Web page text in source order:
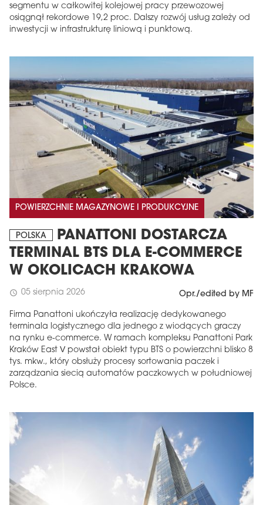
segmentu w całkowitej kolejowej pracy przewozowej
osiągnął rekordowe 19,2 proc. Dalszy rozwój usług zależy od
inwestycji w infrastrukturę liniową i punktową.
POWIERZCHNIE MAGAZYNOWE I PRODUKCYJNE
POLSKA
PANATTONI DOSTARCZA
TERMINAL BTS DLA E-COMMERCE
W OKOLICACH KRAKOWA
schedule 05 sierpnia 2026 Opr./edited by MF
Firma Panattoni ukończyła realizację dedykowanego
terminala logistycznego dla jednego z wiodących graczy
na rynku e-commerce. W ramach kompleksu Panattoni Park
Kraków East V powstał obiekt typu BTS o powierzchni blisko 8
tys. mkw., który obsłuży procesy sortowania paczek i
zarządzania siecią automatów paczkowych w południowej
Polsce.